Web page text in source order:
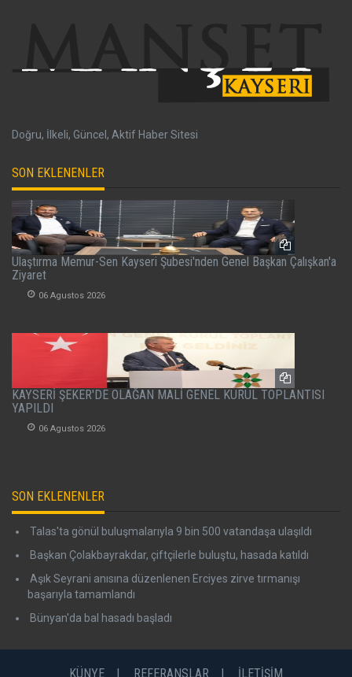
Doğru, İlkeli, Güncel, Aktif Haber Sitesi
SON EKLENENLER
Ulaştırma Memur-Sen Kayseri Şubesi'nden Genel Başkan Çalışkan'a
Ziyaret
06 Agustos 2026
KAYSERİ ŞEKER'DE OLAĞAN MALİ GENEL KURUL TOPLANTISI
YAPILDI
06 Agustos 2026
SON EKLENENLER
Talas'ta gönül buluşmalarıyla 9 bin 500 vatandaşa ulaşıldı
Başkan Çolakbayrakdar, çiftçilerle buluştu, hasada katıldı
Aşık Seyrani anısına düzenlenen Erciyes zirve tırmanışı
başarıyla tamamlandı
Bünyan'da bal hasadı başladı
KÜNYE REFERANSLAR İLETİŞİM